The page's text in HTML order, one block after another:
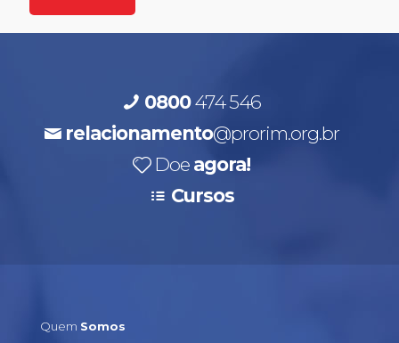
0800474 546
relacionamento@prorim.org.br
Doe agora!
Cursos
Quem Somos